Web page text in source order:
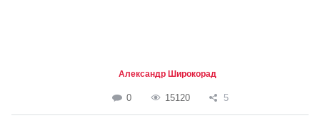
Александр Широкорад
0 15120 5